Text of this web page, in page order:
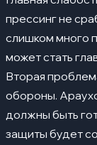
прессинг не
слишком много
может стать
Вторая
обороны.
должны быть
защиты будет